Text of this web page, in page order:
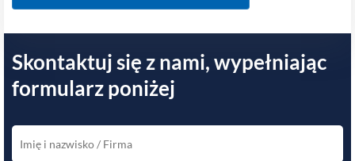
Skontaktuj się z nami, wypełniając
formularz poniżej